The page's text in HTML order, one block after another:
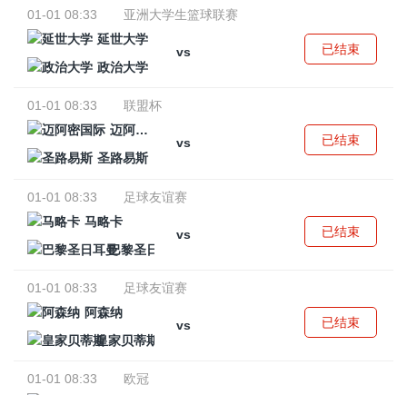
01-01 08:33
亚洲大学生篮球联赛
延世大学
vs
政治大学
已结束
01-01 08:33
联盟杯
迈阿密国际
vs
圣路易斯
已结束
01-01 08:33
足球友谊赛
马略卡
vs
巴黎圣日耳曼
已结束
01-01 08:33
足球友谊赛
阿森纳
vs
皇家贝蒂斯
已结束
01-01 08:33
欧冠